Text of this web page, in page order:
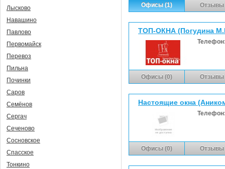
Офисы (1) Отзывы
ТОП-ОКНА (Погудина
Офисы (0) Отзывы
Настоящие окна
Офисы (0) Отзывы
Лысково
Навашино
Павлово
Первомайск
Перевоз
Пильна
Починки
Саров
Семёнов
Сергач
Сеченово
Сосновское
Спасское
Тонкино